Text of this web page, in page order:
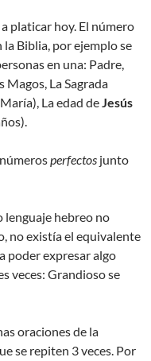
platicar hoy. El número
Biblia, por ejemplo se
en una: Padre,
Magos, La Sagrada
La edad deJesús
perfectos junto
lenguaje hebreo no
no existía el equivalente
poder expresar algo
veces: Grandioso se
oraciones de la
se repiten 3 veces. Por